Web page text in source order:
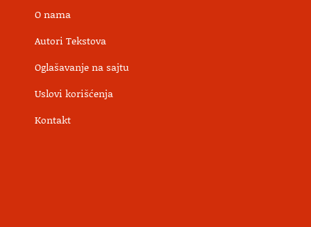
O nama
Autori Tekstova
Oglašavanje na sajtu
Uslovi korišćenja
Kontakt